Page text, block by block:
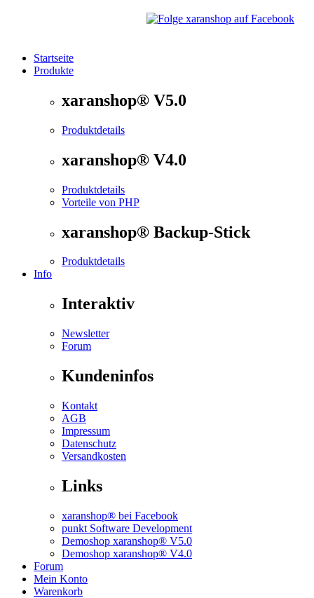
Startseite
Produkte
xaranshop® V5.0
Produktdetails
xaranshop® V4.0
Produktdetails
Vorteile von PHP
xaranshop® Backup-Stick
Produktdetails
Info
Interaktiv
Newsletter
Forum
Kundeninfos
Kontakt
AGB
Impressum
Datenschutz
Versandkosten
Links
xaranshop® bei Facebook
punkt Software Development
Demoshop xaranshop® V5.0
Demoshop xaranshop® V4.0
Forum
Mein Konto
Warenkorb